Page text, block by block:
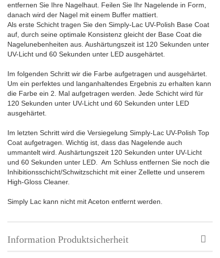
entfernen Sie Ihre Nagelhaut. Feilen Sie Ihr Nagelende in Form,
danach wird der Nagel mit einem Buffer mattiert.
Als erste Schicht tragen Sie den Simply-Lac UV-Polish Base Coat
auf, durch seine optimale Konsistenz gleicht der Base Coat die
Nagelunebenheiten aus. Aushärtungszeit ist 120 Sekunden unter
UV-Licht und 60 Sekunden unter LED ausgehärtet.
Im folgenden Schritt wir die Farbe aufgetragen und ausgehärtet.
Um ein perfektes und langanhaltendes Ergebnis zu erhalten kann
die Farbe ein 2. Mal aufgetragen werden. Jede Schicht wird für
120 Sekunden unter UV-Licht und 60 Sekunden unter LED
ausgehärtet.
Im letzten Schritt wird die Versiegelung Simply-Lac UV-Polish Top
Coat aufgetragen. Wichtig ist, dass das Nagelende auch
ummantelt wird. Aushärtungszeit 120 Sekunden unter UV-Licht
und 60 Sekunden unter LED. Am Schluss entfernen Sie noch die
Inhibitionsschicht/Schwitzschicht mit einer Zellette und unserem
High-Gloss Cleaner.
Simply Lac kann nicht mit Aceton entfernt werden.
Information Produktsicherheit